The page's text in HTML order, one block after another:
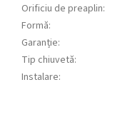
Orificiu de preaplin:
Formă:
Garanție:
Tip chiuvetă:
Instalare: